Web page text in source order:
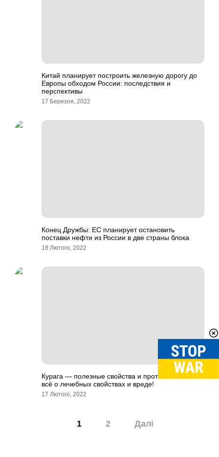
Китай планирует построить железную дорогу до
Европы обходом России: последствия и
перспективы
17 Березня, 2022
Конец Дружбы: ЕС планирует остановить
поставки нефти из России в две страны блока
18 Лютого, 2022
Курага — полезные свойства и противопоказания:
всё о лечебных свойствах и вреде!
17 Лютого, 2022
1 2 Далі